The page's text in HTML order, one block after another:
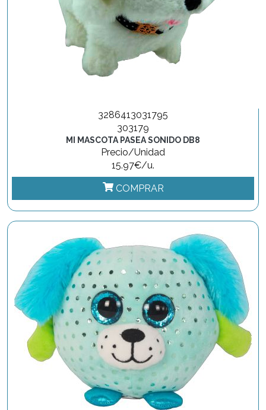
3286413031795
303179
MI MASCOTA PASEA SONIDO DB8
Precio/Unidad
15.97€/u.
COMPRAR